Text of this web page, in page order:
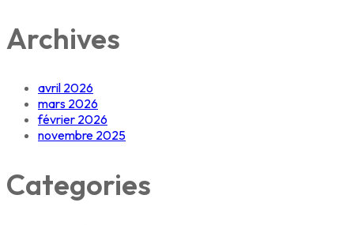
Archives
avril 2026
mars 2026
février 2026
novembre 2025
Categories